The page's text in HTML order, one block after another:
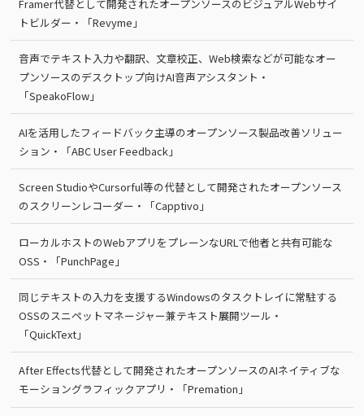
Framer代替として開発されたオープンソースのビジュアルWebサイ
トビルダー・「Revyme」
音声でテキスト入力や翻訳、文章校正、Web検索などが可能なオー
プンソースのデスクトップ向けAI音声アシスタント・
「SpeakoFlow」
AIを活用したフィードバック主導のオープンソース製品改善ソリュー
ション・「ABC User Feedback」
Screen StudioやCursorful等の代替として開発されたオープンソース
のスクリーンレコーダー・「Capptivo」
ローカルホストのWebアプリをプレーンなURLで他者と共有可能な
OSS・「PunchPage」
同じテキストの入力を支援するWindowsのタスクトレイに常駐する
OSSのスニペットマネージャー兼テキスト展開ツール・
「QuickText」
After Effects代替として開発されたオープンソースのAIネイティブな
モーショングラフィックアプリ・「Premation」